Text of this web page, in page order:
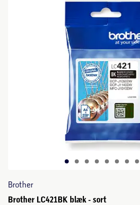
Brother
Brother LC421BK blæk - sort